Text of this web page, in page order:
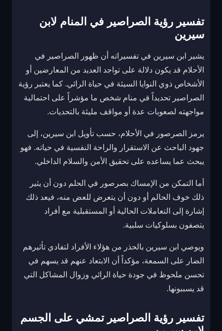
تفسير رؤية الصراصير في المنام لابن
سيرين
يشير ابن سيرين في تفسيراته أن ظهور الصراصير في
الأحلام قد يكون دلالة على تواجد العديد من المعارضين أو
الأشخاص ذوي النوايا السيئة في حياة الرائي. كما يعتبر رؤية
الصراصير تحديداً في منام شخص ما مؤشراً على احتمالية
مواجهته لصعوبات عدة أو مواقف مليئة بالتحديات.
يرمز الصرصور في الأحلام، حسب تأويل ابن سيرين، إلى
جهود الباحث عن الاستقرار والراحة النفسية في حياته. فهو
يبحث عما يساعده على تحقيق الأمن والسلام الداخلي.
أما التمكن من الإمساك بصرصور في الحلم دون أن يثير
ذلك خوف الحالم أو دون أن يتعرض للعض منه، فيعد ذلك
إشارة إلى التعاملات الحالية أو المستقبلية مع أفراد
يتصفون بسلوكيات سلبية.
ويوصي ابن سيرين بالحذر من هؤلاء الأفراد لتفادي تأثيرهم
الضار على السمعة، مؤكداً أن الابتعاد عنهم قد يسهم في
تحسن ملحوظ في جودة حياة الرائي وزوال المشاكل التي
قد يسببونها.
تفسير رؤية الصراصير تمشي على الجسم